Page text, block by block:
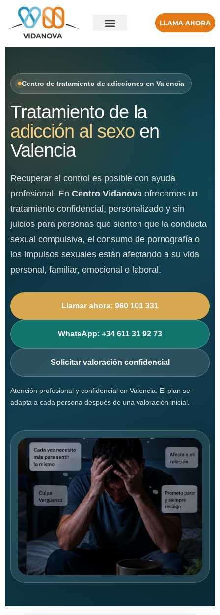
LLAMA AHORA
Centro de tratamiento de adicciones en Valencia
Tratamiento de la
adicción al sexo en
Valencia
Recuperar el control es posible con ayuda
profesional. En Centro Vidanova ofrecemos un
tratamiento confidencial, personalizado y sin
juicios para personas que sienten que la conducta
sexual compulsiva, el consumo de pornografía o
los impulsos sexuales están afectando a su vida
personal, familiar, emocional o laboral.
Llamar ahora: 960 101 331
WhatsApp: +34 611 31 92 73
Solicitar valoración confidencial
Atención profesional y confidencial en Valencia. El plan se
adapta a cada persona después de una valoración inicial.